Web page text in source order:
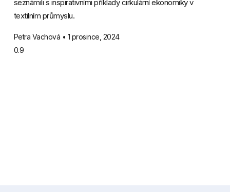
seznámili s inspirativními příklady cirkulární ekonomiky v
textilním průmyslu.
Petra Vachová 1 prosince, 2024